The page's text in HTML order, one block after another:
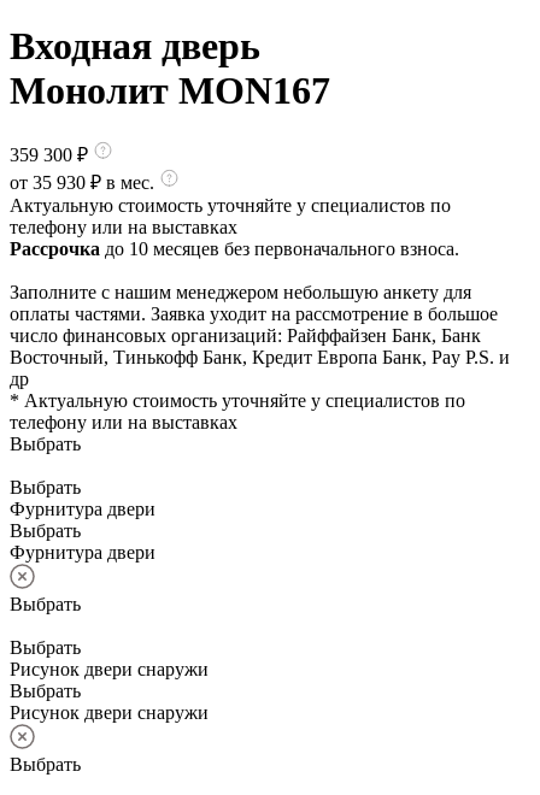
Входная дверь
Монолит MON167
359 300 ₽
от 35 930 ₽ в мес.
Актуальную стоимость уточняйте у специалистов по
телефону или на выставках
Рассрочка до 10 месяцев без первоначального взноса.
Заполните с нашим менеджером небольшую анкету для
оплаты частями. Заявка уходит на рассмотрение в большое
число финансовых организаций: Райффайзен Банк, Банк
Восточный, Тинькофф Банк, Кредит Европа Банк, Pay P.S. и
др
* Актуальную стоимость уточняйте у специалистов по
телефону или на выставках
Выбрать
Выбрать
Фурнитура двери
Выбрать
Фурнитура двери
Выбрать
Выбрать
Рисунок двери снаружи
Выбрать
Рисунок двери снаружи
Выбрать